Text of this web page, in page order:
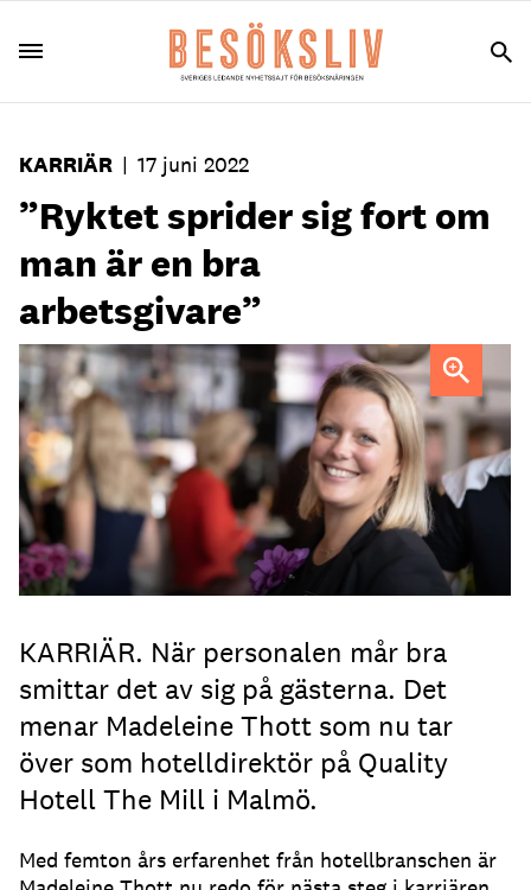
KARRIÄR | 17 juni 2022
”Ryktet sprider sig fort om
man är en bra
arbetsgivare”
Madeleine Thott
KARRIÄR. När personalen mår bra
smittar det av sig på gästerna. Det
menar Madeleine Thott som nu tar
över som hotelldirektör på Quality
Hotell The Mill i Malmö.
Med femton års erfarenhet från hotellbranschen är